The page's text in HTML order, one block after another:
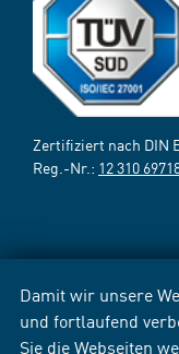
Damit wir unsere
und fortlaufend
Sie die Webseiten
Zertifiziert nach DIN
Reg.-Nr.: 12 310